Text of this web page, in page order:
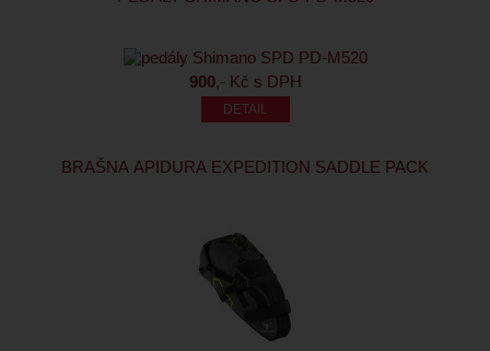
900,- Kč s DPH
BRAŠNA APIDURA EXPEDITION SADDLE PACK